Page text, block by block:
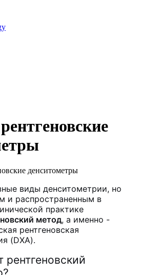
виды денситометрии, но
и распространенным в
практике
метод, а именно -
рентгеновская
(DXA).
рентгеновский